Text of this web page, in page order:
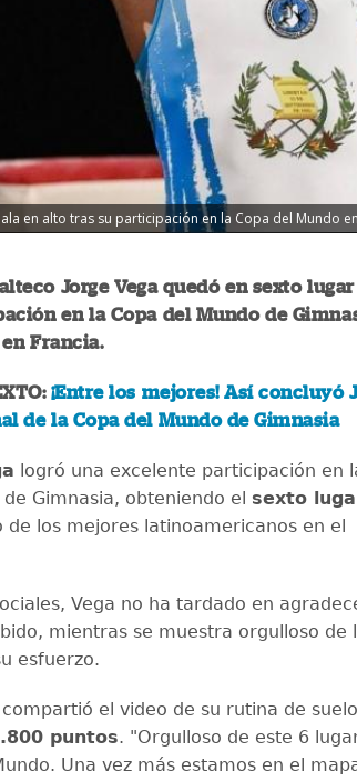
en alto tras su participación en la Copa del Mundo
Jorge Vega quedó en sexto
en la Copa del Mundo de
Francia.
¡Entre los mejores! Así concluyó
de la Copa del Mundo de Gimnasia
logró una excelente participación en
Gimnasia, obteniendo el sexto
de los mejores latinoamericanos en el
Vega no ha tardado en
mientras se muestra orgulloso de
esfuerzo.
el video de su rutina de
puntos. "Orgulloso de este 6
Una vez más estamos en el